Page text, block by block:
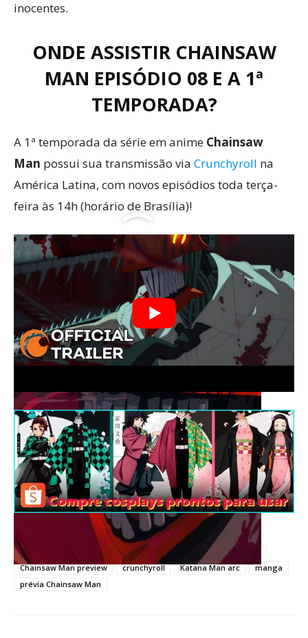
inocentes.
ONDE ASSISTIR CHAINSAW
MAN EPISÓDIO 08 E A 1ª
TEMPORADA?
A 1ª temporada da série em anime Chainsaw
Man possui sua transmissão via Crunchyroll na
América Latina, com novos episódios toda terça-
feira às 14h (horário de Brasília)!
TAGS Chainsaw Man
Chainsaw Man episódio 8
Chainsaw Man preview
crunchyroll Katana Man arc
manga
prévia Chainsaw Man